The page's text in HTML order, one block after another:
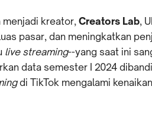
menjadi kreator, Creators Lab,
pasar, dan meningkatkan
live streaming--yang saat ini
data semester I 2024
di TikTok mengalami